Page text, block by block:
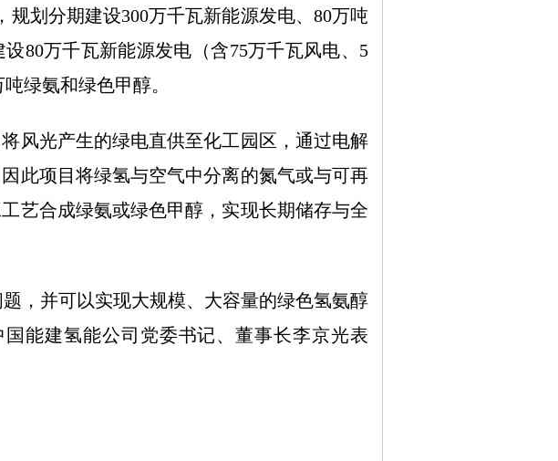
划分期建设300万千瓦新能源发电、80万吨
80万千瓦新能源发电（含75万千瓦风电、5
绿氨和绿色甲醇。
光产生的绿电直供至化工园区，通过电解
此项目将绿氢与空气中分离的氮气或与可再
艺合成绿氨或绿色甲醇，实现长期储存与全
，并可以实现大规模、大容量的绿色氢氨醇
能建氢能公司党委书记、董事长李京光表